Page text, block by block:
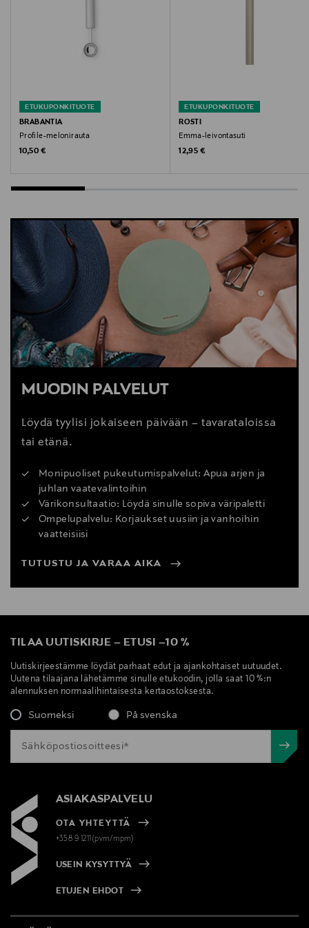
ETUKUPONKITUOTE
BRABANTIA
Profile-melonirauta
Original Price
10,50 €
ETUKUPONKITUOTE
ROSTI
Emma-leivontasuti
Original Price
12,95 €
MUODIN PALVELUT
Löydä tyylisi jokaiseen päivään – tavarataloissa
tai etänä.
Monipuoliset pukeutumispalvelut: Apua arjen ja
juhlan vaatevalintoihin
Värikonsultaatio: Löydä sinulle sopiva väripaletti
Ompelupalvelu: Korjaukset uusiin ja vanhoihin
vaatteisiisi
TUTUSTU JA VARAA AIKA
TILAA UUTISKIRJE – ETUSI –10 %
Uutiskirjeestämme löydät parhaat edut ja ajankohtaiset uutuudet.
Uutena tilaajana lähetämme sinulle etukoodin, jolla saat 10 %:n
alennuksen normaalihintaisesta kertaostoksesta.
Suomeksi På svenska
ASIAKASPALVELU
OTA YHTEYTTÄ
+358 9 1211(pvm/mpm)
USEIN KYSYTTYÄ
ETUJEN EHDOT